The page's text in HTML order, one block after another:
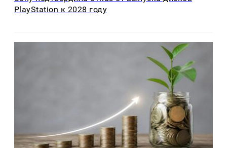
PlayStation к 2028 году